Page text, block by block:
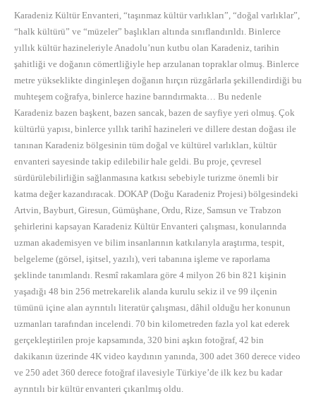
Karadeniz Kültür Envanteri, “taşınmaz kültür varlıkları”, “doğal varlıklar”,
“halk kültürü” ve “müzeler” başlıkları altında sınıflandırıldı. Binlerce
yıllık kültür hazineleriyle Anadolu’nun kutbu olan Karadeniz, tarihin
şahitliği ve doğanın cömertliğiyle hep arzulanan topraklar olmuş. Binlerce
metre yükseklikte dinginleşen doğanın hırçın rüzgârlarla şekillendirdiği bu
muhteşem coğrafya, binlerce hazine barındırmakta… Bu nedenle
Karadeniz bazen başkent, bazen sancak, bazen de sayfiye yeri olmuş. Çok
kültürlü yapısı, binlerce yıllık tarihî hazineleri ve dillere destan doğası ile
tanınan Karadeniz bölgesinin tüm doğal ve kültürel varlıkları, kültür
envanteri sayesinde takip edilebilir hale geldi. Bu proje, çevresel
sürdürülebilirliğin sağlanmasına katkısı sebebiyle turizme önemli bir
katma değer kazandıracak. DOKAP (Doğu Karadeniz Projesi) bölgesindeki
Artvin, Bayburt, Giresun, Gümüşhane, Ordu, Rize, Samsun ve Trabzon
şehirlerini kapsayan Karadeniz Kültür Envanteri çalışması, konularında
uzman akademisyen ve bilim insanlarının katkılarıyla araştırma, tespit,
belgeleme (görsel, işitsel, yazılı), veri tabanına işleme ve raporlama
şeklinde tanımlandı. Resmî rakamlara göre 4 milyon 26 bin 821 kişinin
yaşadığı 48 bin 256 metrekarelik alanda kurulu sekiz il ve 99 ilçenin
tümünü içine alan ayrıntılı literatür çalışması, dâhil olduğu her konunun
uzmanları tarafından incelendi. 70 bin kilometreden fazla yol kat ederek
gerçekleştirilen proje kapsamında, 320 bini aşkın fotoğraf, 42 bin
dakikanın üzerinde 4K video kaydının yanında, 300 adet 360 derece video
ve 250 adet 360 derece fotoğraf ilavesiyle Türkiye’de ilk kez bu kadar
ayrıntılı bir kültür envanteri çıkarılmış oldu.